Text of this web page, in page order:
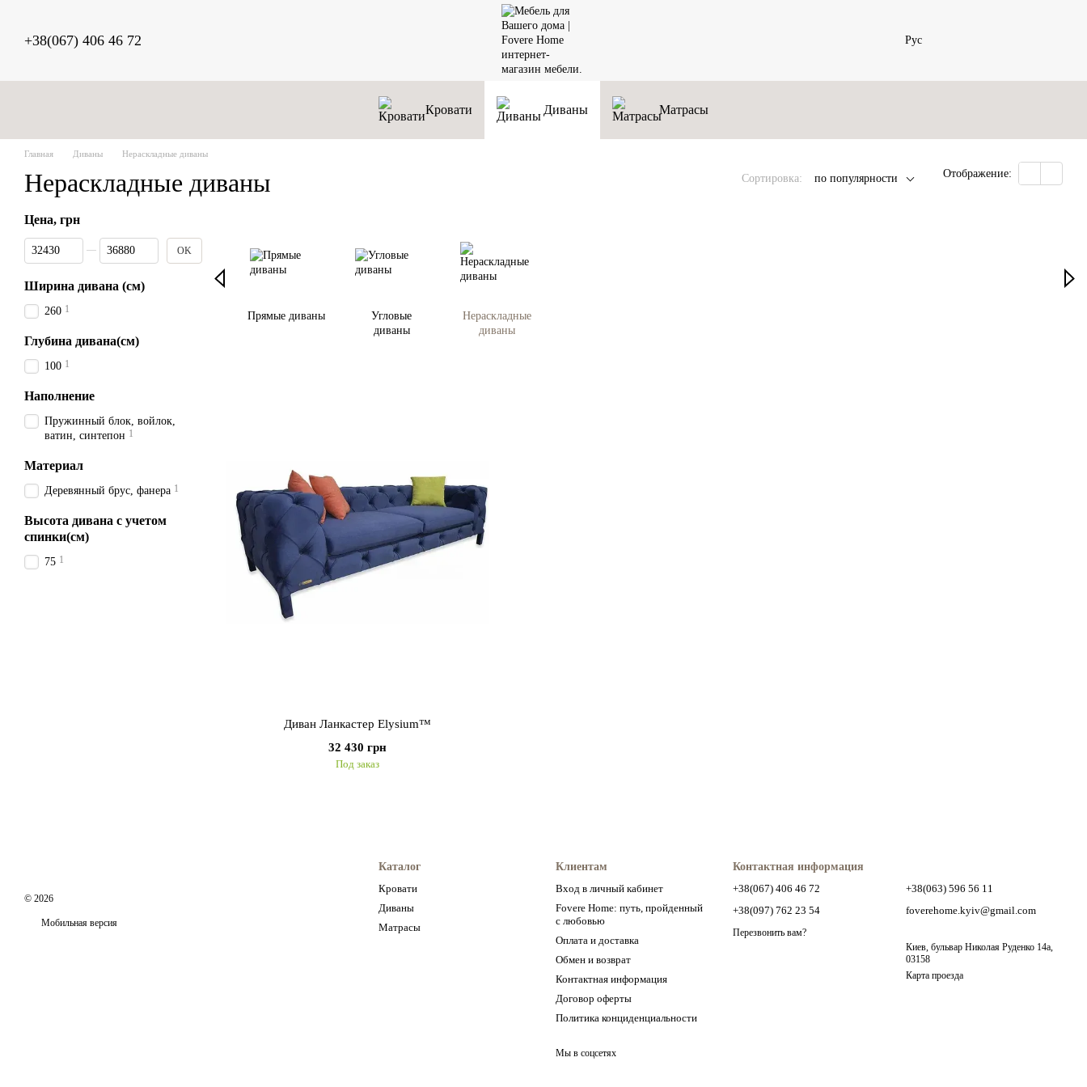
+38(067) 406 46 72 Рус
Кровати Диваны Матрасы
Главная Диваны Нераскладные диваны
Нераскладные диваны Сортировка: по популярности Отображение:
Прямые диваны
Угловые
диваны
Нераскладные
диваны
Диван Ланкастер Elysium™
32 430 грн
Под заказ
Цена, грн
От Цена, грн
До Цена, грн
OK
Ширина дивана (см)
260 1
Глубина дивана(см)
100 1
Наполнение
Пружинный блок, войлок,
ватин, синтепон 1
Материал
Деревянный брус, фанера 1
Высота дивана с учетом
спинки(см)
75 1
© 2026
Мобильная версия
Каталог
Кровати
Диваны
Матрасы
Клиентам
Вход в личный кабинет
Fovere Home: путь, пройденный
с любовью
Оплата и доставка
Обмен и возврат
Контактная информация
Договор оферты
Политика конциденциальности
Мы в соцсетях
Контактная информация
+38(067) 406 46 72
+38(097) 762 23 54
Перезвонить вам?
+38(063) 596 56 11
foverehome.kyiv@gmail.com
Киев, бульвар Николая Руденко 14а,
03158
Карта проезда